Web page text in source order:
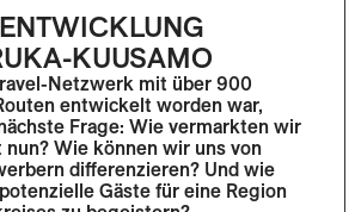
KUUSAMO
Netzwerk mit über 900
entwickelt worden war,
Frage: Wie vermarkten wir
Wie können wir uns von
differenzieren? Und wie
Gäste für eine Region